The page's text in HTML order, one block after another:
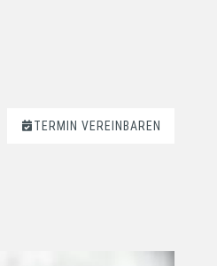
TERMIN VEREINBAREN